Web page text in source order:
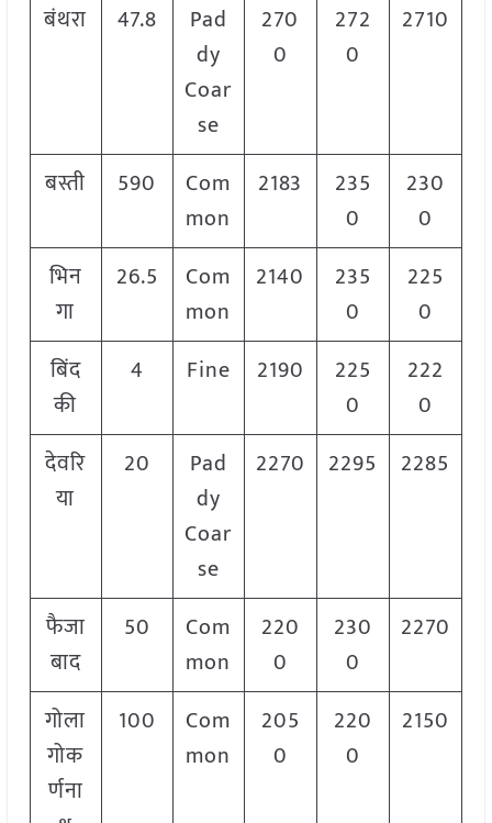
बंथरा 47.8
Pad
dy
Coar
se
270
0
272
0
2710
बस्ती 590
Com
mon
2183
235
0
230
0
भिन
गा
26.5
Com
mon
2140
235
0
225
0
बिंद
की
4 Fine 2190
225
0
222
0
देवरि
या
20
Pad
dy
Coar
se
2270 2295 2285
फैजा
बाद
50
Com
mon
220
0
230
0
2270
गोला
गोक
र्णना
100
Com
mon
205
0
220
0
2150